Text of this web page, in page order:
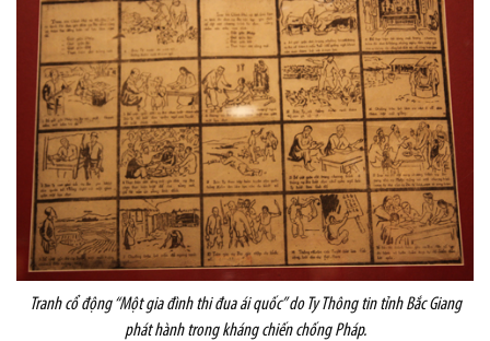
Tranh cổ động “Một gia đình thi đua ái quốc” do Ty Thông tin tỉnh Bắc Giang
phát hành trong kháng chiến chống Pháp.